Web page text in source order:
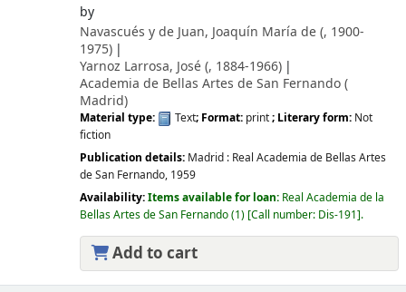
by
Navascués y de Juan, Joaquín María de (, 1900-
1975)
Yarnoz Larrosa, José (, 1884-1966)
Academia de Bellas Artes de San Fernando (
Madrid)
Material type: Text; Format: print; Literary form: Not
fiction
Publication details: Madrid : Real Academia de Bellas Artes
de San Fernando, 1959
Availability:Items available for loan: Real Academia de la
Bellas Artes de San Fernando(1) Call number: Dis-191 .
Add to cart